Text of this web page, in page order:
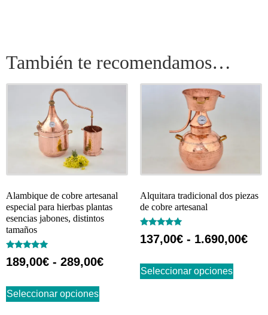
También te recomendamos…
Alambique de cobre artesanal
especial para hierbas plantas
esencias jabones, distintos
tamaños
Valorado
con
189,00€ - 289,00€
Seleccionar opciones
Alquitara tradicional dos piezas
de cobre artesanal
Valorado
con
137,00€ - 1.690,00€
Seleccionar opciones